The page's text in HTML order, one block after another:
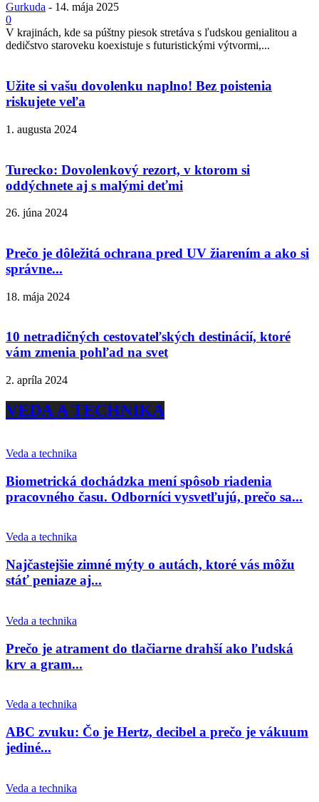
Gurkuda - 14. mája 2025
0
V krajinách, kde sa púštny piesok stretáva s ľudskou genialitou a
dedičstvo staroveku koexistuje s futuristickými výtvormi,...
Užite si vašu dovolenku naplno! Bez poistenia
riskujete veľa
1. augusta 2024
Turecko: Dovolenkový rezort, v ktorom si
oddýchnete aj s malými deťmi
26. júna 2024
Prečo je dôležitá ochrana pred UV žiarením a ako si
správne...
18. mája 2024
10 netradičných cestovateľských destinácií, ktoré
vám zmenia pohľad na svet
2. apríla 2024
VEDA A TECHNIKA
Veda a technika
Biometrická dochádzka mení spôsob riadenia
pracovného času. Odborníci vysvetľujú, prečo sa...
Veda a technika
Najčastejšie zimné mýty o autách, ktoré vás môžu
stáť peniaze aj...
Veda a technika
Prečo je atrament do tlačiarne drahší ako ľudská
krv a gram...
Veda a technika
ABC zvuku: Čo je Hertz, decibel a prečo je vákuum
jediné...
Veda a technika